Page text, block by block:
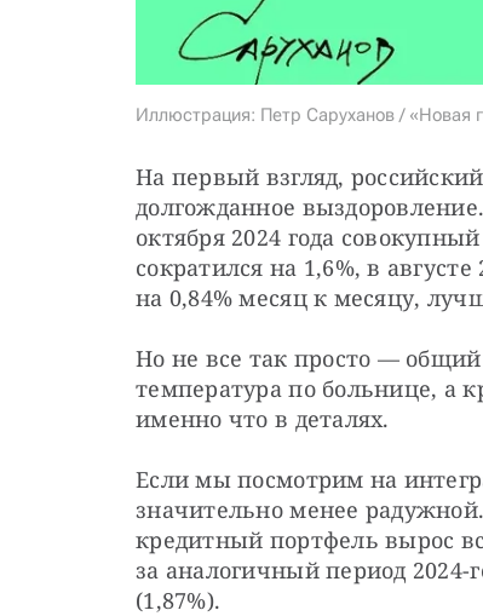
Иллюстрация: Петр Саруханов / «Новая
На первый взгляд,
долгожданное
октября 2024 года
сократился на 1,6%, в
на 0,84% месяц к месяцу,
Но не все так просто — общий
температура по больнице, а
именно что в деталях.
Если мы посмотрим на
значительно менее
кредитный портфель вырос
за аналогичный период 2024-
(1,87%).